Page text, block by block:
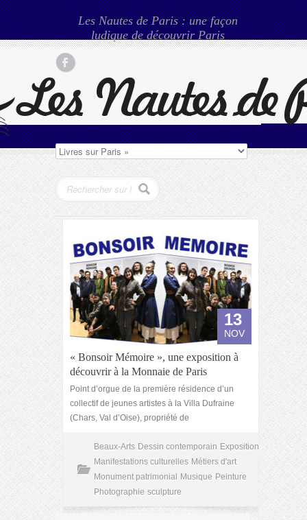
Les Nautes de Paris : une façon
ludique de découvrir Paris
13
NOV
« Bonsoir Mémoire », une exposition à
découvrir à la Monnaie de Paris
Point d’orgue de la première résidence d’un
collectif de jeunes artistes à la Villa Dufraine
(Chars, Val d’Oise), propriété de
Beaux-Arts Dessin contemporain Exposition
Manifestations culturelles Métiers d'art
Monument patrimonial
Musique Peinture
Photographie sculpture